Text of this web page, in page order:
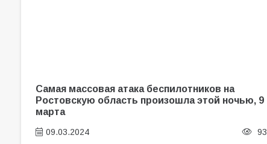
Самая массовая атака беспилотников на
Ростовскую область произошла этой ночью, 9
марта
09.03.2024 93